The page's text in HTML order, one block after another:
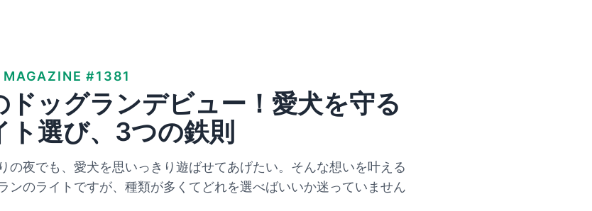
MAGAZINE #1381
ドッグランデビュー！愛犬を守る
ト選び、3つの鉄則
の夜でも、愛犬を思いっきり遊ばせてあげたい。そんな想いを叶える
ンのライトですが、種類が多くてどれを選べばいいか迷っていません